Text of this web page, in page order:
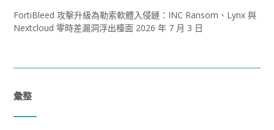
FortiBleed 攻擊升級為勒索軟體入侵鏈：INC Ransom、Lynx 與
Nextcloud 零時差漏洞浮出檯面 2026 年 7 月 3 日
彙整